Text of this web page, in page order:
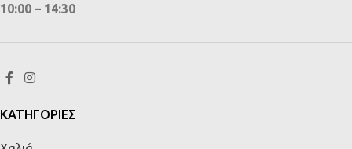
10:00 – 14:30
ΚΑΤΗΓΟΡΙΕΣ